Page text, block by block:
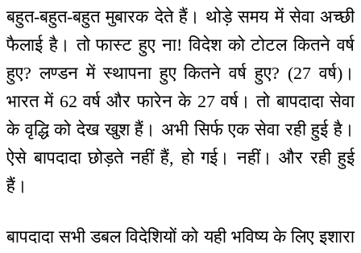
बहुत-बहुत-बहुत मुबारक देते हैं। थोड़े समय में सेवा अच्छी
फैलाई है। तो फास्ट हुए ना! विदेश को टोटल कितने वर्ष
हुए? लण्डन में स्थापना हुए कितने वर्ष हुए? (27 वर्ष)।
भारत में 62 वर्ष और फारेन के 27 वर्ष। तो बापदादा सेवा
के वृद्धि को देख खुश हैं। अभी सिर्फ एक सेवा रही हुई है।
ऐसे बापदादा छोड़ते नहीं हैं, हो गई। नहीं। और रही हुई
हैं।
बापदादा सभी डबल विदेशियों को यही भविष्य के लिए इशारा